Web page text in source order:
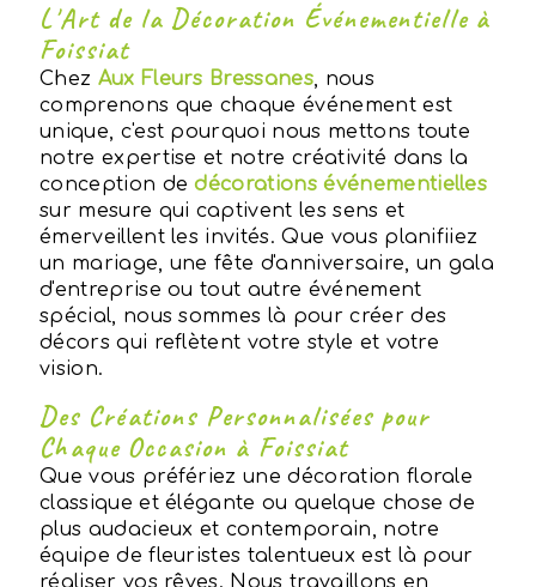
L'Art de la Décoration Événementielle à
Foissiat
Chez Aux Fleurs Bressanes, nous
comprenons que chaque événement est
unique, c'est pourquoi nous mettons toute
notre expertise et notre créativité dans la
conception dedécorations événementielles
sur mesure qui captivent les sens et
émerveillent les invités. Que vous planifiiez
un mariage, une fête d'anniversaire, un gala
d'entreprise ou tout autre événement
spécial, nous sommes là pour créer des
décors qui reflètent votre style et votre
vision.
Des Créations Personnalisées pour
Chaque Occasion à Foissiat
Que vous préfériez une décoration florale
classique et élégante ou quelque chose de
plus audacieux et contemporain, notre
équipe de fleuristes talentueux est là pour
réaliser vos rêves. Nous travaillons en